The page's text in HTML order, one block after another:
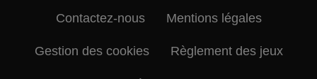
Contactez-nous Mentions légales
Gestion des cookies Règlement des jeux